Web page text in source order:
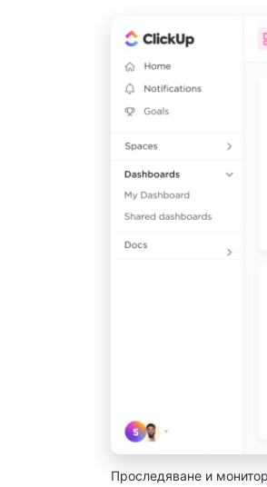
Проследяване и